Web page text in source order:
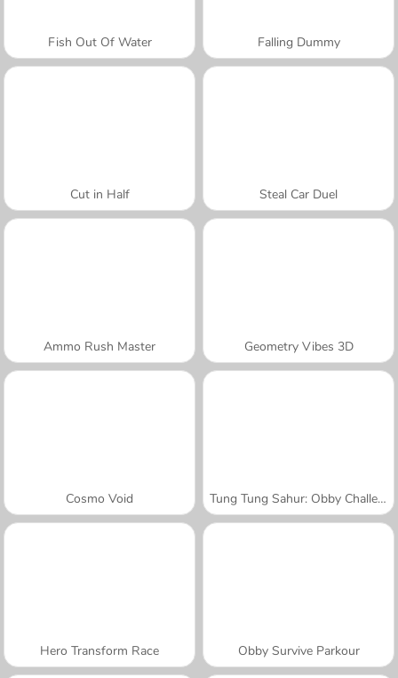
Fish Out Of Water Falling Dummy
Cut in Half Steal Car Duel
Ammo Rush Master Geometry Vibes 3D
Cosmo Void Tung Tung Sahur: Obby Challenge
Hero Transform Race Obby Survive Parkour